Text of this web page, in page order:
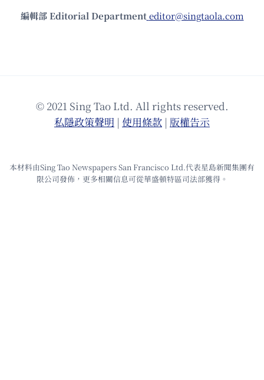
編輯部 Editorial Department editor@singtaola.com
© 2021 Sing Tao Ltd. All rights reserved.
私隱政策聲明 | 使⽤條款 | 版權告⽰
本材料由Sing Tao Newspapers San Francisco Ltd.代表星島新聞集團有
限公司發佈，更多相關信息可從華盛頓特區司法部獲得。